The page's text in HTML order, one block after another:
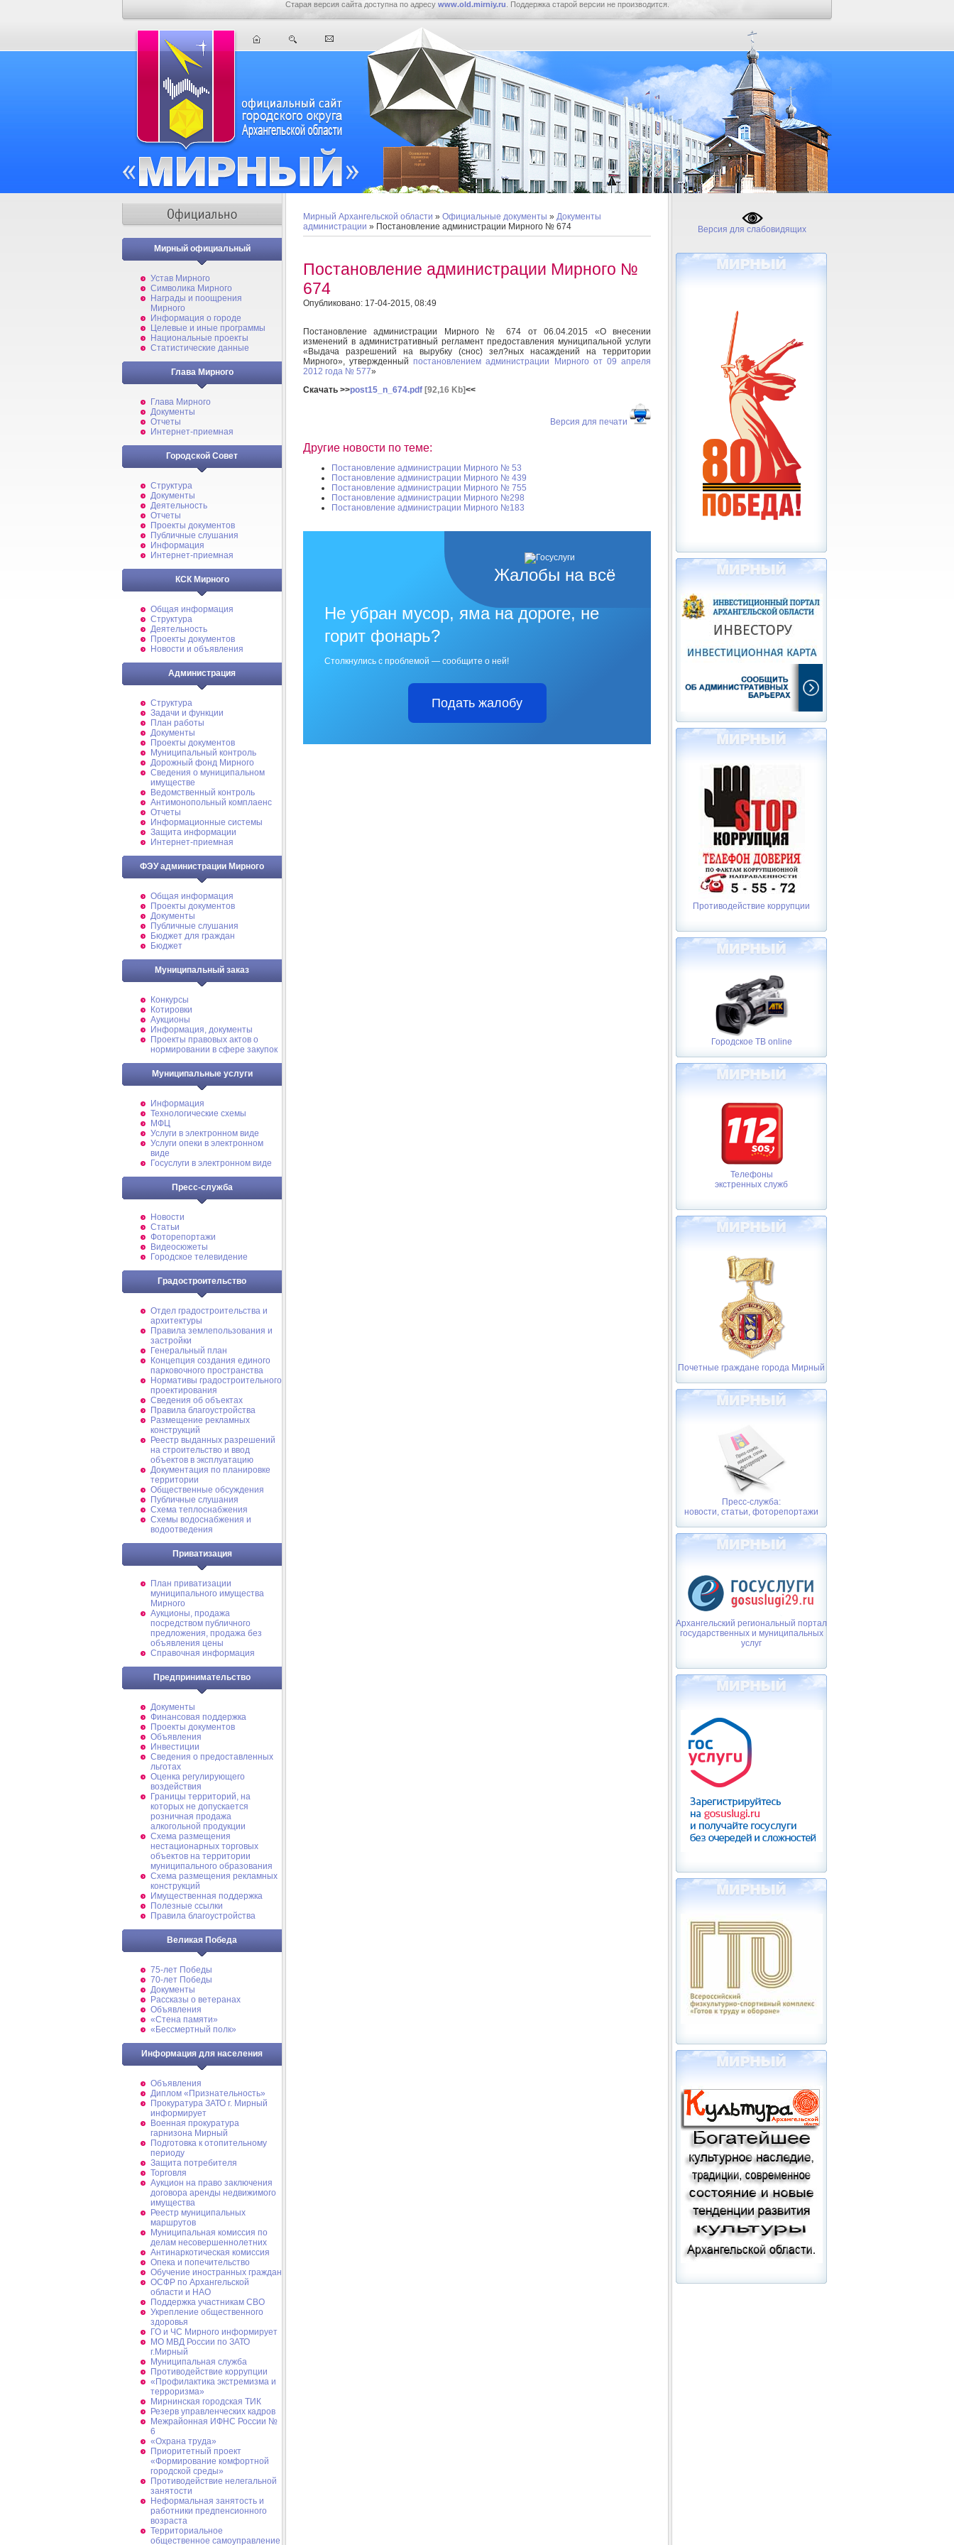
Старая версия сайта доступна по адресу www.old.mirniy.ru . Поддержка старой версии не производится.
Мирный официальный
Устав Мирного
Символика Мирного
Награды и поощрения
Мирного
Информация о городе
Целевые и иные программы
Национальные проекты
Статистические данные
Глава Мирного
Глава Мирного
Документы
Отчеты
Интернет-приемная
Городской Совет
Структура
Документы
Деятельность
Отчеты
Проекты документов
Публичные слушания
Информация
Интернет-приемная
КСК Мирного
Общая информация
Структура
Деятельность
Проекты документов
Новости и объявления
Администрация
Структура
Задачи и функции
План работы
Документы
Проекты документов
Муниципальный контроль
Дорожный фонд Мирного
Cведения о муниципальном
имуществе
Ведомственный контроль
Антимонопольный комплаенс
Отчеты
Информационные системы
Защита информации
Интернет-приемная
ФЭУ администрации Мирного
Общая информация
Проекты документов
Документы
Публичные слушания
Бюджет для граждан
Бюджет
Муниципальный заказ
Конкурсы
Котировки
Аукционы
Информация, документы
Проекты правовых актов о
нормировании в сфере закупок
Муниципальные услуги
Информация
Технологические схемы
МФЦ
Услуги в электронном виде
Услуги опеки в электронном
виде
Госуслуги в электронном виде
Пресс-служба
Новости
Статьи
Фоторепортажи
Видеосюжеты
Городское телевидение
Градостроительство
Отдел градостроительства и
архитектуры
Правила землепользования и
застройки
Генеральный план
Концепция создания единого
парковочного пространства
Нормативы градостроительного
проектирования
Сведения об объектах
Правила благоустройства
Размещение рекламных
конструкций
Реестр выданных разрешений
на строительство и ввод
объектов в эксплуатацию
Документация по планировке
территории
Общественные обсуждения
Публичные слушания
Схема теплоснабжения
Схемы водоснабжения и
водоотведения
Приватизация
План приватизации
муниципального имущества
Мирного
Аукционы, продажа
посредством публичного
предложения, продажа без
объявления цены
Справочная информация
Предпринимательство
Документы
Финансовая поддержка
Проекты документов
Объявления
Инвестиции
Сведения о предоставленных
льготах
Оценка регулирующего
воздействия
Границы территорий, на
которых не допускается
розничная продажа
алкогольной продукции
Схема размещения
нестационарных торговых
объектов на территории
муниципального образования
Схема размещения рекламных
конструкций
Имущественная поддержка
Полезные ссылки
Правила благоустройства
Великая Победа
75-лет Победы
70-лет Победы
Документы
Рассказы о ветеранах
Объявления
«Стена памяти»
«Бессмертный полк»
Информация для населения
Объявления
Диплом «Признательность»
Прокуратура ЗАТО г. Мирный
информирует
Военная прокуратура
гарнизона Мирный
Подготовка к отопительному
периоду
Защита потребителя
Торговля
Аукцион на право заключения
договора аренды недвижимого
имущества
Реестр муниципальных
маршрутов
Муниципальная комиссия по
делам несовершеннолетних
Антинаркотическая комиссия
Опека и попечительство
Обучение иностранных граждан
ОСФР по Архангельской
области и НАО
Поддержка участникам СВО
Укрепление общественного
здоровья
ГО и ЧС Мирного информирует
МО МВД России по ЗАТО
г.Мирный
Муниципальная cлужба
Противодействие коррупции
«Профилактика экстремизма и
терроризма»
Мирнинская городская ТИК
Резерв управленческих кадров
Межрайонная ИФНС России №
6
«Охрана труда»
Приоритетный проект
«Формирование комфортной
городской среды»
Противодействие нелегальной
занятости
Неформальная занятость и
работники предпенсионного
возраста
Территориальное
общественное самоуправление
Мирный Архангельской области » Официальные документы » Документы
администрации » Постановление администрации Мирного № 674
Постановление администрации Мирного №
674
Опубликовано: 17-04-2015, 08:49
Постановление администрации Мирного № 674 от 06.04.2015 «О внесении
изменений в административный регламент предоставления муниципальной услуги
«Выдача разрешений на вырубку (снос) зел?ных насаждений на территории
Мирного», утвержденныйпостановлением администрации Мирного от 09 апреля
2012 года № 577»
Cкачать >>post15_n_674.pdf [92,16 Kb]<<
Версия для печати
Другие новости по теме:
Постановление администрации Мирного № 53
Постановление администрации Мирного № 439
Постановление администрации Мирного № 755
Постановление администрации Мирного №298
Постановление администрации Мирного №183
Жалобы на всё
Не убран мусор, яма на дороге, не
горит фонарь?
Столкнулись с проблемой — сообщите о ней!
Подать жалобу
Версия для слабовидящих
Противодействие коррупции
Городское ТВ online
Телефоны
экстренных служб
Почетные граждане города Мирный
Пресс-служба:
новости, статьи, фоторепортажи
Архангельский региональный портал
государственных и муниципальных
услуг